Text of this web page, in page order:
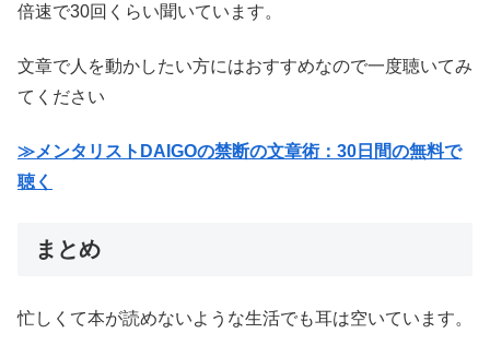
倍速で30回くらい聞いています。
文章で人を動かしたい方にはおすすめなので一度聴いてみ
てください
≫メンタリストDAIGOの禁断の文章術：30日間の無料で
聴く
まとめ
忙しくて本が読めないような生活でも耳は空いています。